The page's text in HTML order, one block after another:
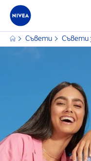
Съвети Съвети